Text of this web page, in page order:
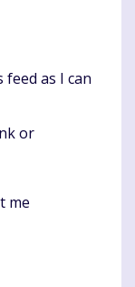
as I can
or
me